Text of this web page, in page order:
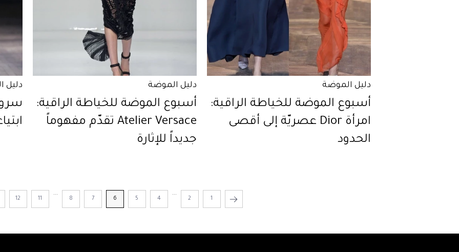
دليل الموضة
أسبوع الموضة للخياطة الراقية:
امرأة Dior عصريّة إلى أقصى
الحدود
دليل الموضة
أسبوع الموضة للخياطة الراقية:
Atelier Versace تقدّم مفهوماً
جديداً للإثارة
دليل
1
2
...
4
5
6
7
8
...
11
12